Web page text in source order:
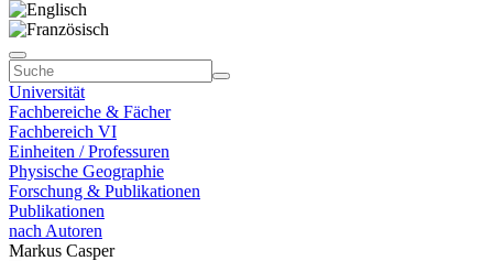
Universität
Fachbereiche & Fächer
Fachbereich VI
Einheiten / Professuren
Physische Geographie
Forschung & Publikationen
Publikationen
nach Autoren
Markus Casper